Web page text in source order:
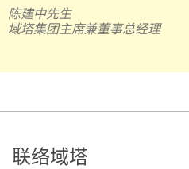
陈建中先生
域塔集团主席兼董事总经理
联络域塔